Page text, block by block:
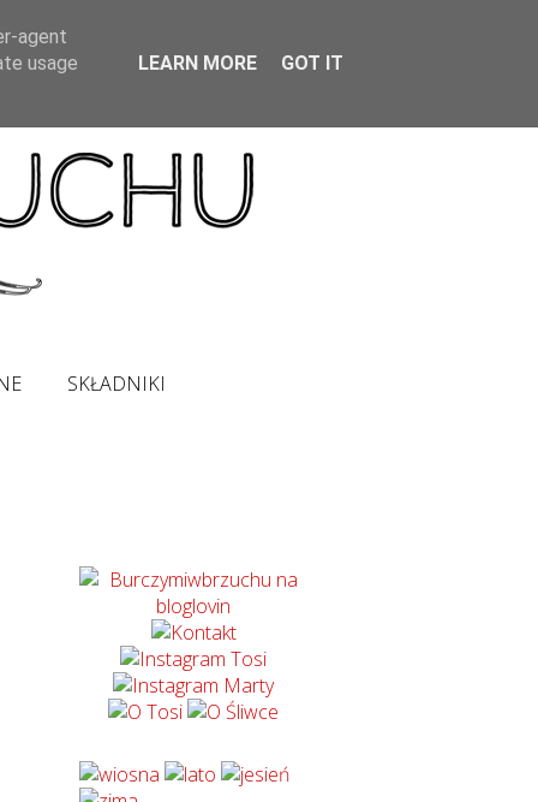
SKŁADNIKI
agent
usage
LEARN MORE GOT IT